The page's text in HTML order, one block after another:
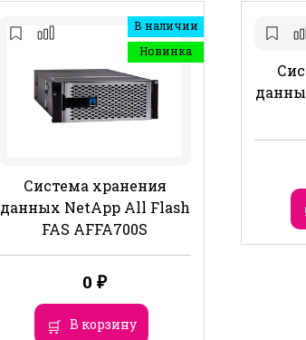
В наличии
Новинка
Система хранения
данных NetApp All Flash
FAS AFFA700S
0 ₽
В корзину